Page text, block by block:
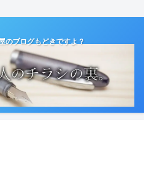
のブログもどきですよ？